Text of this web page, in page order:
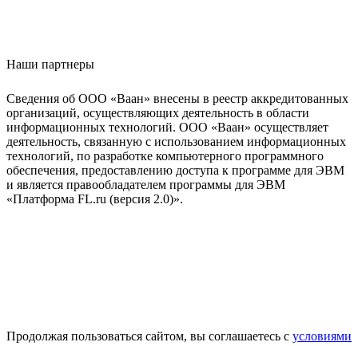
Наши партнеры
Сведения об ООО «Ваан» внесены в реестр аккредитованных
организаций, осуществляющих деятельность в области
информационных технологий. ООО «Ваан» осуществляет
деятельность, связанную с использованием информационных
технологий, по разработке компьютерного программного
обеспечения, предоставлению доступа к программе для ЭВМ
и является правообладателем программы для ЭВМ
«Платформа FL.ru (версия 2.0)».
Продолжая пользоваться сайтом, вы соглашаетесь с условиями